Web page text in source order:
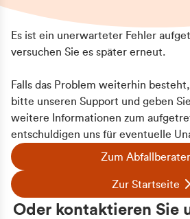
Es ist ein unerwarteter Fehler
versuchen Sie es später erneut.
Falls das Problem weiterhin
bitte unseren Support und geben
weitere Informationen zum
entschuldigen uns für eventuelle
Zum Abfallberater
Zur Startseite
Oder kontaktieren Sie